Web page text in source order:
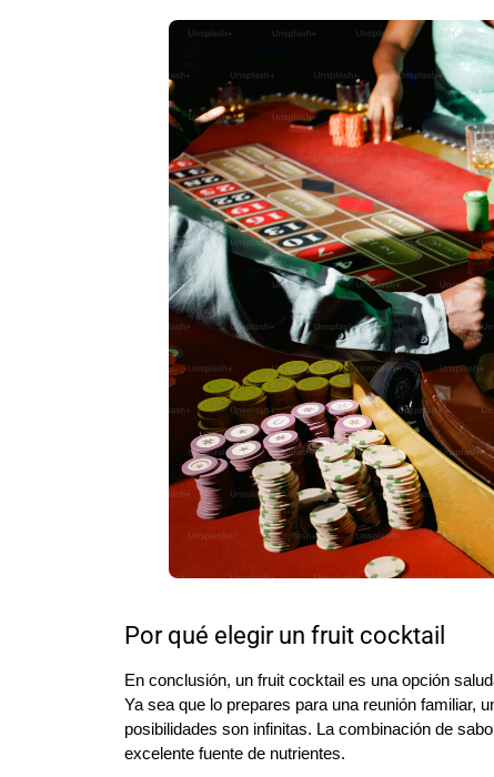
Por qué elegir un fruit cocktail
En conclusión, un fruit cocktail es una opción
Ya sea que lo prepares para una reunión familiar,
posibilidades son infinitas. La combinación de
excelente fuente de nutrientes.